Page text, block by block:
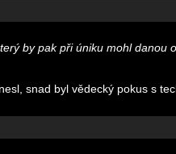
by pak při úniku mohl danou
snad byl vědecký pokus s